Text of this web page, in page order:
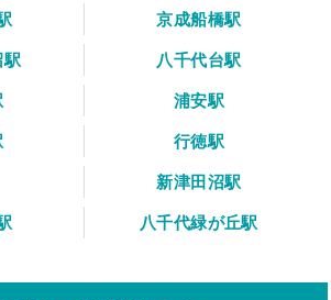
京成船橋駅
八千代台駅
浦安駅
行徳駅
新津田沼駅
八千代緑が丘駅